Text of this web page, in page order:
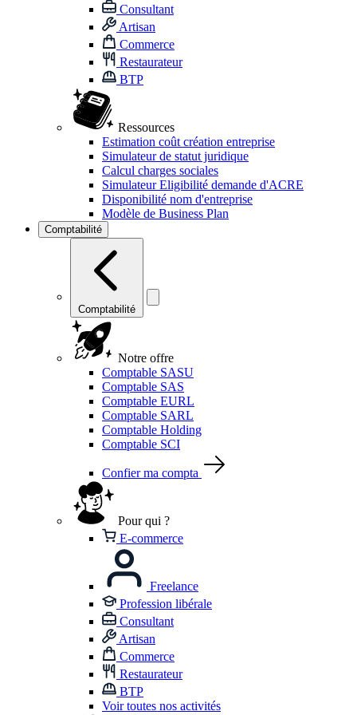
Consultant
Artisan
Commerce
Restaurateur
BTP
Ressources
Estimation coût création entreprise
Simulateur de statut juridique
Calcul charges sociales
Simulateur Eligibilité demande d'ACRE
Disponibilité nom d'entreprise
Modèle de Business Plan
Comptabilité
Comptabilité
Notre offre
Comptable SASU
Comptable SAS
Comptable EURL
Comptable SARL
Comptable Holding
Comptable SCI
Confier ma compta
Pour qui ?
E-commerce
Freelance
Profession libérale
Consultant
Artisan
Commerce
Restaurateur
BTP
Voir toutes nos activités